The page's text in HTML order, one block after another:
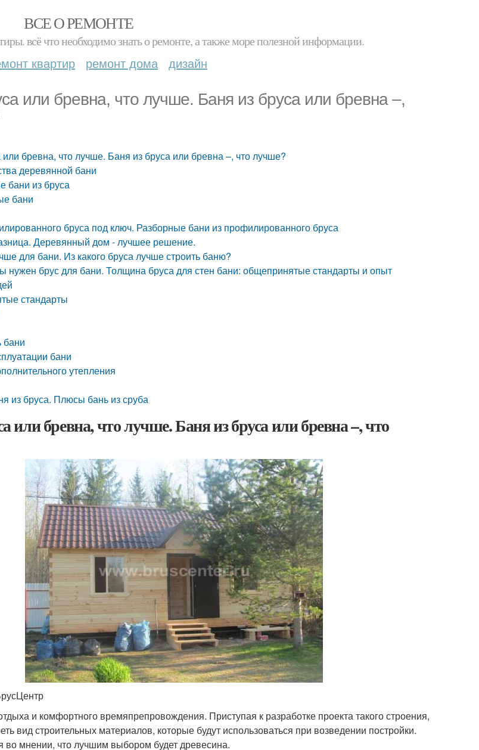
ВСЕ О РЕМОНТЕ
всё что необходимо знать о ремонте, а также море полезной информации.
квартир ремонт дома дизайн
или бревна, что лучше. Баня из бруса или бревна –,
или бревна, что лучше. Баня из бруса или бревна –, что лучше?
деревянной бани
бани из бруса
бани
бруса под ключ. Разборные бани из профилированного бруса
Деревянный дом - лучшее решение.
для бани. Из какого бруса лучше строить баню?
нужен брус для бани. Толщина бруса для стен бани: общепринятые стандарты и опыт
стандарты
бани
бани
утепления
из бруса. Плюсы бань из сруба
или бревна, что лучше. Баня из бруса или бревна –, что
и комфортного времяпрепровождения. Приступая к разработке проекта такого строения,
вид строительных материалов, которые будут использоваться при возведении постройки.
во мнении, что лучшим выбором будет древесина.